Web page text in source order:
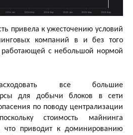
привела к ужесточению условий
компаний в и без того
работающей с небольшой нормой
все большие
для добычи блоков в сети
по поводу централизации
стоимость майнинга
что приводит к доминированию